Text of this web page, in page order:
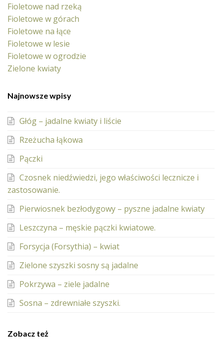
Fioletowe nad rzeką
Fioletowe w górach
Fioletowe na łące
Fioletowe w lesie
Fioletowe w ogrodzie
Zielone kwiaty
Najnowsze wpisy
Głóg – jadalne kwiaty i liście
Rzeżucha łąkowa
Pączki
Czosnek niedźwiedzi, jego właściwości lecznicze i
zastosowanie.
Pierwiosnek bezłodygowy – pyszne jadalne kwiaty
Leszczyna – męskie pączki kwiatowe.
Forsycja (Forsythia) – kwiat
Zielone szyszki sosny są jadalne
Pokrzywa – ziele jadalne
Sosna – zdrewniałe szyszki.
Zobacz też